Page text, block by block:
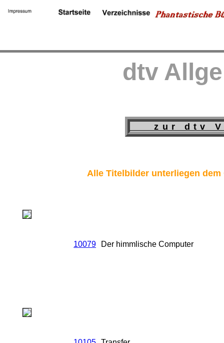
dtv
zur dtv
Alle Titelbilder unterliegen
10079 Der himmlische Computer